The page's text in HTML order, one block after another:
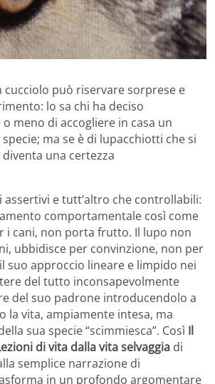
cucciolo può riservare sorprese e
lo sa chi ha deciso
meno di accogliere in casa un
ma se è di lupacchiotti che si
una certezza
assertivi e tutt’altro che controllabili:
comportamentale così come
i cani, non porta frutto. Il lupo non
ubbidisce per convinzione, non per
suo approccio lineare e limpido nei
del tutto inconsapevolmente
del suo padrone introducendolo a
la vita, ampiamente intesa, ma
sua specie “scimmiesca”. Così Il
di vita dalla vita selvaggia di
semplice narrazione di
in un profondo argomentare